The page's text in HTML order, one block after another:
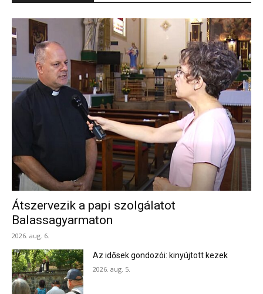
Átszervezik a papi szolgálatot
Balassagyarmaton
2026. aug. 6.
Az idősek gondozói: kinyújtott kezek
2026. aug. 5.